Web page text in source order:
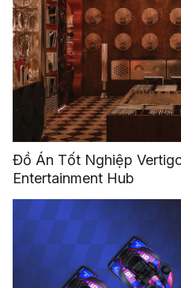
Đồ Án Tốt Nghiệp
Entertainment Hub